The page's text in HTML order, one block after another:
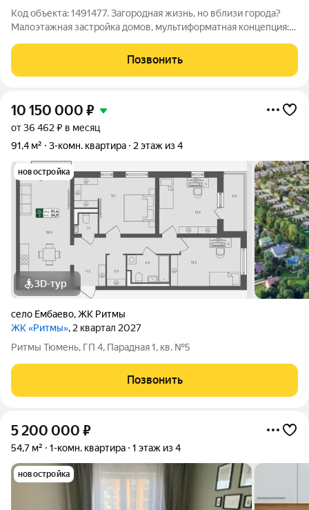
Код объекта: 1491477. Загородная жизнь, но вблизи города?
Малоэтажная застройка домов, мультиформатная концепция:
Квартира формата студия с ремонтом, мебелью и бытовой
техникой! Все остается
Позвонить
10 150 000 ₽
от 36 462 ₽ в месяц
91,4 м²
3-комн. квартира 2 этаж из 4
новостройка
3D-тур
село Ембаево,ЖК Ритмы
ЖК «Ритмы», 2 квартал 2027
Ритмы Тюмень, ГП 4, Парадная 1, кв. №5
Позвонить
5 200 000 ₽
54,7 м² 1-комн. квартира 1 этаж из 4
новостройка